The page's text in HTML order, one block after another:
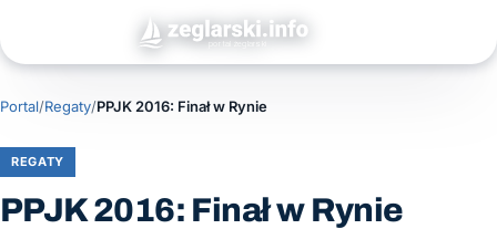
Portal/Regaty/PPJK 2016: Finał w Rynie
REGATY
PPJK 2016: Finał w Rynie